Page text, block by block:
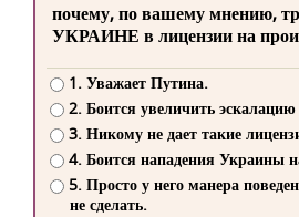
почему, по вашему мнению,
УКРАИНЕ в лицензии на
1. Уважает Путина.
2. Боится увеличить
3. Никому не дает такие
4. Боится нападения Украины
5. Просто у него манера
не сделать.